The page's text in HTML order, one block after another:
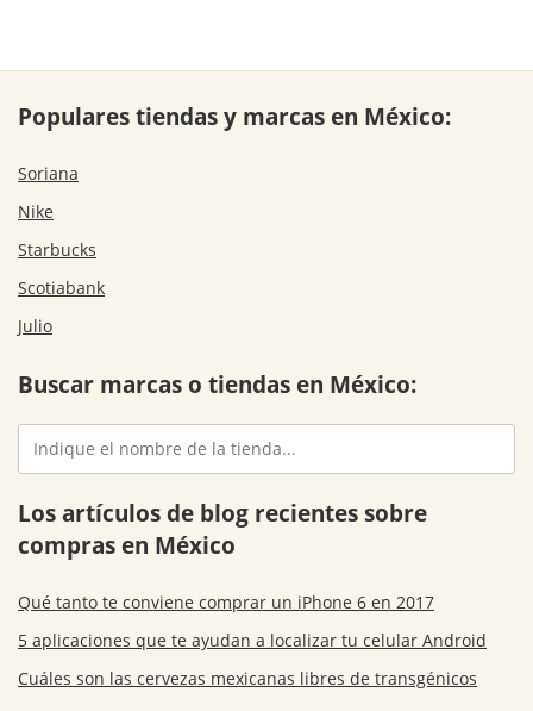
Populares tiendas y marcas en México:
Soriana
Nike
Starbucks
Scotiabank
Julio
Buscar marcas o tiendas en México:
Los artículos de blog recientes sobre
compras en México
Qué tanto te conviene comprar un iPhone 6 en 2017
5 aplicaciones que te ayudan a localizar tu celular Android
Cuáles son las cervezas mexicanas libres de transgénicos